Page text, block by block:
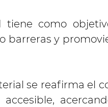
tiene como
barreras y
se reafirma el